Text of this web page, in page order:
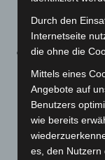
ersatzlos weg.
Für
das künftig in
Kinder ab
weiterhin
greift wie
Nachweis
Durch den
Internetseite
die ohne die
Mittels eines
Angebote auf
Benutzers
wie bereits
es, den Nutzern